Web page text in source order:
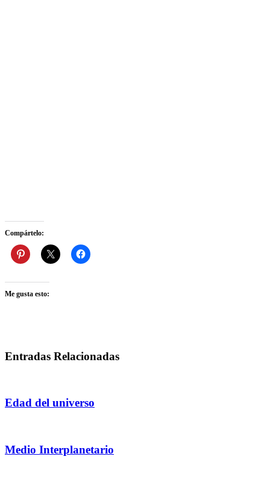
Compártelo:
Me gusta esto:
Entradas Relacionadas
Edad del universo
Medio Interplanetario